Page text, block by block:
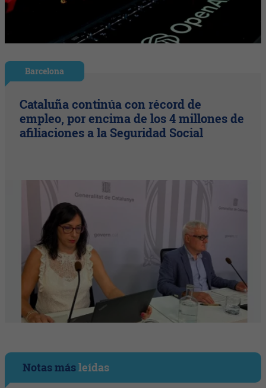
Barcelona
Cataluña continúa con récord de
empleo, por encima de los 4 millones de
afiliaciones a la Seguridad Social
Notas másleídas